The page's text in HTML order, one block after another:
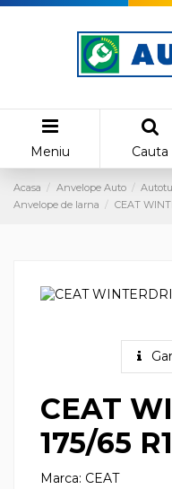
Meniu Cauta
Acasa Anvelope Auto
Anvelope de Iarna
CEAT
CEAT
175/65
Marca: CEAT